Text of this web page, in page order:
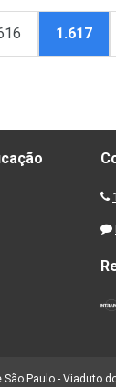
1.617
Paulo - Viaduto